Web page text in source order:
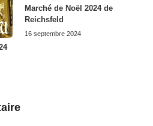
Marché de Noël 2024 de
Reichsfeld
16 septembre 2024